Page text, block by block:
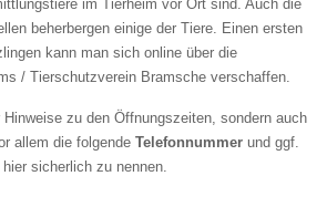
im Tierheim vor Ort sind. Auch die
beherbergen einige der Tiere. Einen ersten
kann man sich online über die
/ Tierschutzverein Bramsche verschaffen.
zu den Öffnungszeiten, sondern auch
allem die folgende Telefonnummer und ggf.
sicherlich zu nennen.